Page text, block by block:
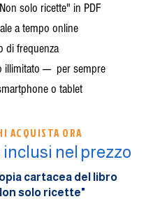
solo ricette" in PDF
a tempo online
di frequenza
illimitato ---- per sempre
o tablet
ACQUISTA ORA
inclusi nel prezzo
cartacea del libro
solo ricette"